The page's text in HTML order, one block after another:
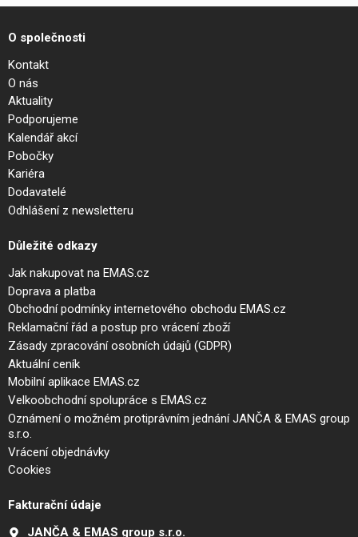
O společnosti
Kontakt
O nás
Aktuality
Podporujeme
Kalendář akcí
Pobočky
Kariéra
Dodavatelé
Odhlášení z newsletteru
Důležité odkazy
Jak nakupovat na EMAS.cz
Doprava a platba
Obchodní podmínky internetového obchodu EMAS.cz
Reklamační řád a postup pro vrácení zboží
Zásady zpracování osobních údajů (GDPR)
Aktuální ceník
Mobilní aplikace EMAS.cz
Velkoobchodní spolupráce s EMAS.cz
Oznámení o možném protiprávním jednání JANČA & EMAS group
s.r.o.
Vrácení objednávky
Cookies
Fakturační údaje
JANČA & EMAS group s.r.o.